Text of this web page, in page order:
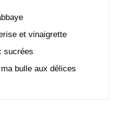
et vinaigrette
sucrées
bulle aux délices